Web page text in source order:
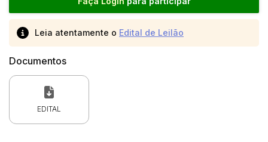
Leia atentamente o Edital de Leilão
Documentos
EDITAL